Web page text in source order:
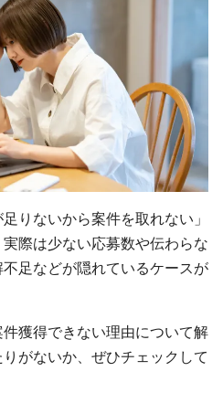
りないから案件を取れない」
際は少ない応募数や伝わらな
足などが隠れているケースが
獲得できない理由について解
がないか、ぜひチェックして